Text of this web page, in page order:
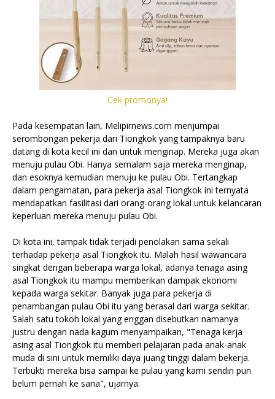
Cek promonya!
Pada kesempatan lain, Melipirnews.com menjumpai
serombongan pekerja dari Tiongkok yang tampaknya baru
datang di kota kecil ini dan untuk menginap. Mereka juga akan
menuju pulau Obi. Hanya semalam saja mereka menginap,
dan esoknya kemudian menuju ke pulau Obi. Tertangkap
dalam pengamatan, para pekerja asal Tiongkok ini ternyata
mendapatkan fasilitasi dari orang-orang lokal untuk kelancaran
keperluan mereka menuju pulau Obi.
Di kota ini, tampak tidak terjadi penolakan sama sekali
terhadap pekerja asal Tiongkok itu. Malah hasil wawancara
singkat dengan beberapa warga lokal, adanya tenaga asing
asal Tiongkok itu mampu memberikan dampak ekonomi
kepada warga sekitar. Banyak juga para pekerja di
penambangan pulau Obi itu yang berasal dari warga sekitar.
Salah satu tokoh lokal yang enggan disebutkan namanya
justru dengan nada kagum menyampaikan, "Tenaga kerja
asing asal Tiongkok itu memberi pelajaran pada anak-anak
muda di sini untuk memiliki daya juang tinggi dalam bekerja.
Terbukti mereka bisa sampai ke pulau yang kami sendiri pun
belum pernah ke sana", ujarnya.